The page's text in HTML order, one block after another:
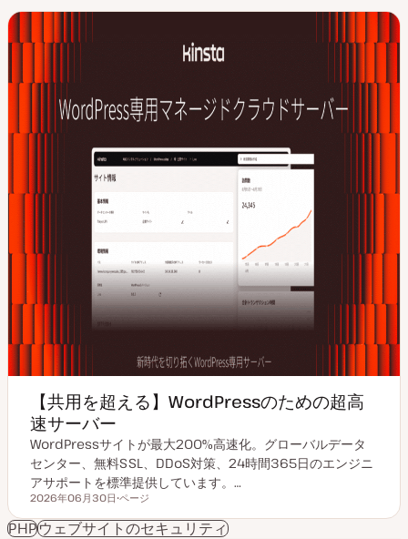
プ
【共用を超える】WordPressのための超高
速サーバー
WordPressサイトが最大200%高速化。グローバルデータ
センター、無料SSL、DDoS対策、24時間365日のエンジニ
アサポートを標準提供しています。…
更新日
2026年06月30日
稿
タ
ページ
PHPウェブサイトのセキュリティ